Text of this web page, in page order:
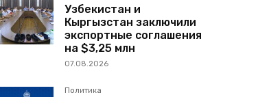
Узбекистан и
Кыргызстан заключили
экспортные соглашения
на $3,25 млн
07.08.2026
Политика